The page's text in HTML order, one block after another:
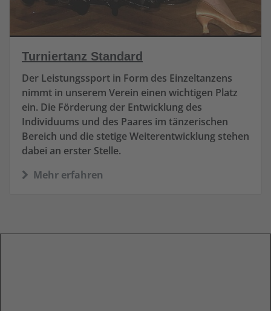
Turniertanz Standard
Der Leistungssport in Form des Einzeltanzens
nimmt in unserem Verein einen wichtigen Platz
ein. Die Förderung der Entwicklung des
Individuums und des Paares im tänzerischen
Bereich und die stetige Weiterentwicklung stehen
dabei an erster Stelle.
Mehr erfahren